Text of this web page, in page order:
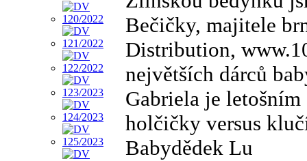
Bečičky, majitele
Distribution,
největších dárců
Gabriela je
holčičky versus
Babydědek Lu